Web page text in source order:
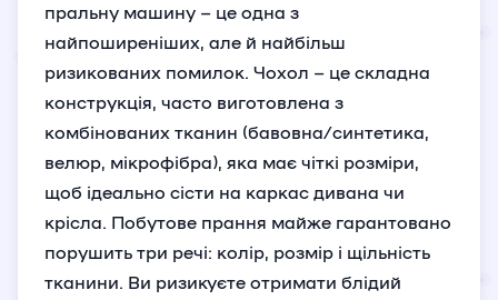
пральну машину – це одна з
найпоширеніших, але й найбільш
ризикованих помилок. Чохол – це складна
конструкція, часто виготовлена з
комбінованих тканин (бавовна/синтетика,
велюр, мікрофібра), яка має чіткі розміри,
щоб ідеально сісти на каркас дивана чи
крісла. Побутове прання майже гарантовано
порушить три речі: колір, розмір і щільність
тканини. Ви ризикуєте отримати блідий